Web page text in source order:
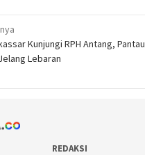
Kunjungi RPH Antang, Pantau
Lebaran
REDAKSI